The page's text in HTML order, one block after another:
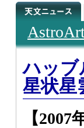
ハッブ
星状星
【2007